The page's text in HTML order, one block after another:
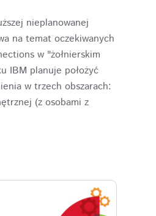
nieplanowanej
na temat oczekiwanych
w "żołnierskim
IBM planuje położyć
w trzech obszarach:
(z osobami z